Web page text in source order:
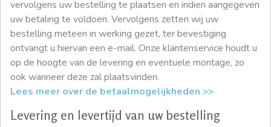
vervolgens uw bestelling te plaatsen en indien aangegeven
uw betaling te voldoen. Vervolgens zetten wij uw
bestelling meteen in werking gezet, ter bevestiging
ontvangt u hiervan een e-mail. Onze klantenservice houdt u
op de hoogte van de levering en eventuele montage, zo
ook wanneer deze zal plaatsvinden.
Lees meer over de betaalmogelijkheden >>
Levering en levertijd van uw bestelling